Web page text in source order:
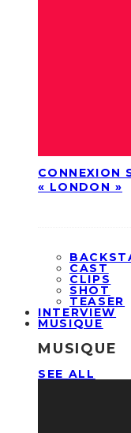
CONNEXION
« LONDON »
CAST
CLIPS
SHOT
TEASER
INTERVIEW
MUSIQUE
MUSIQUE
SEE ALL